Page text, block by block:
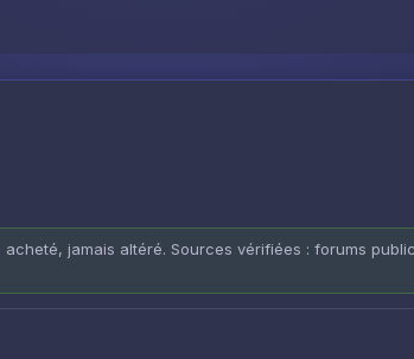
jamais altéré. Sources vérifiées : forums